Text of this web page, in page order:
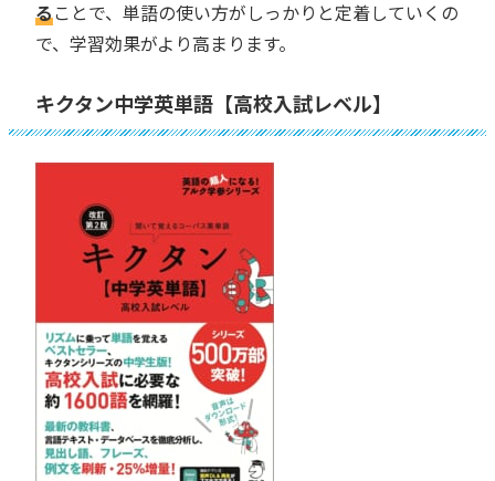
ることで、単語の使い方がしっかりと定着していくの
で、学習効果がより高まります。
キクタン中学英単語【高校入試レベル】